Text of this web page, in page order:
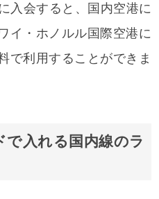
入会すると、国内空港に
イ・ホノルル国際空港に
で利用することができま
で入れる国内線のラ